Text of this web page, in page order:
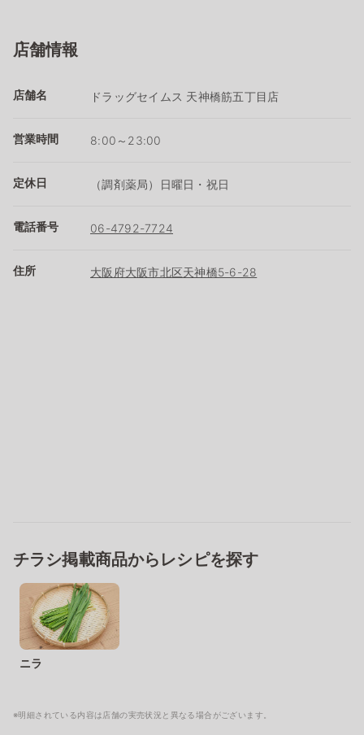
店舗情報
店舗名 ドラッグセイムス 天神橋筋五丁目店
営業時間 8:00～23:00
定休日 （調剤薬局）日曜日・祝日
電話番号 06-4792-7724
住所 大阪府大阪市北区天神橋5-6-28
チラシ掲載商品からレシピを探す
ニラ
※明細されている内容は店舗の実売状況と異なる場合がございます。